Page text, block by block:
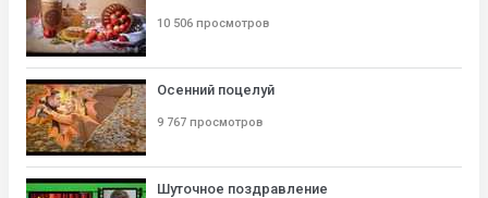
10 506 просмотров
Осенний поцелуй
9 767 просмотров
Шуточное поздравление